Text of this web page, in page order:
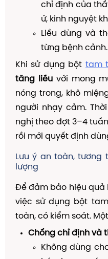
chỉ định của
ứ, kinh nguyệt
Liều dùng và
từng bệnh cảnh.
Khi sử dụng bột tam
tăng liềuvới mong
nóng trong, khô
người nhạy cảm.
nghị theo đợt 3–4
rồi mới quyết định
Lưu ý an toàn,
lượng
Để đảm bảo hiệu quả
việc sử dụng bột
toàn, có kiểm soát.
Chống chỉ định và
Không dùng